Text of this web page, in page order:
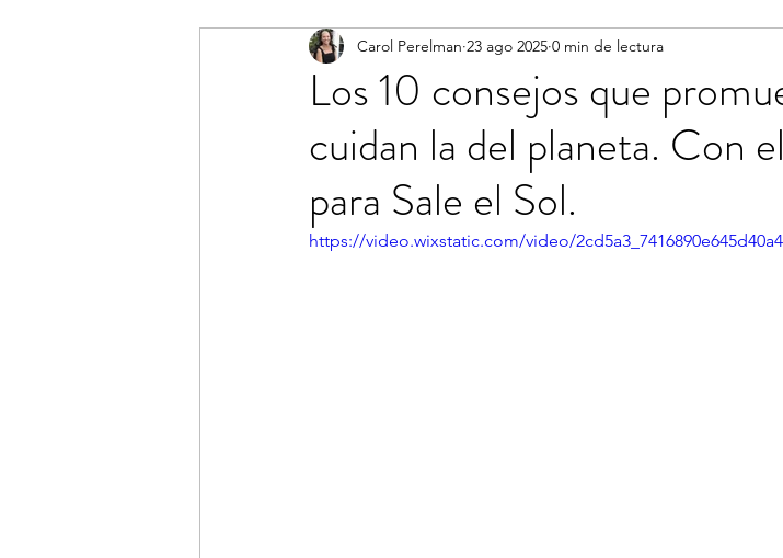
Los 10 consejos que
cuidan la del planeta. Con
para Sale el Sol.
Carol Perelman 23 ago 2025 0 min de lectura
https://video.wixstatic.com/video/